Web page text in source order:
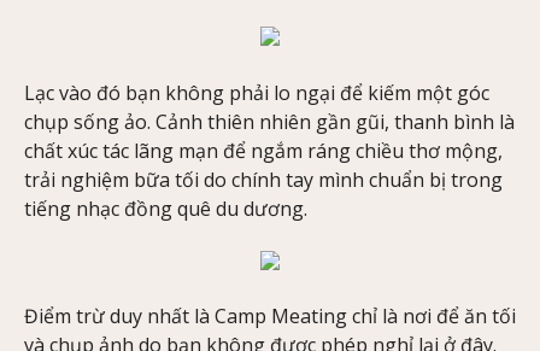
Lạc vào đó bạn không phải lo ngại để kiếm một góc
chụp sống ảo. Cảnh thiên nhiên gần gũi, thanh bình là
chất xúc tác lãng mạn để ngắm ráng chiều thơ mộng,
trải nghiệm bữa tối do chính tay mình chuẩn bị trong
tiếng nhạc đồng quê du dương.
Điểm trừ duy nhất là Camp Meating chỉ là nơi để ăn tối
và chụp ảnh do bạn không được phép nghỉ lại ở đây.